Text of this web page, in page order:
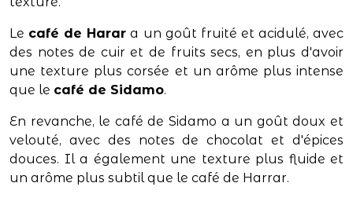
Le café de Harar a un goût fruité et acidulé, avec
des notes de cuir et de fruits secs, en plus d'avoir
une texture plus corsée et un arôme plus intense
que le café de Sidamo.
En revanche, le café de Sidamo a un goût doux et
velouté, avec des notes de chocolat et d'épices
douces. Il a également une texture plus fluide et
un arôme plus subtil que le café de Harrar.